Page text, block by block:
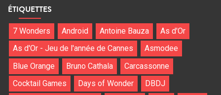
ÉTIQUETTES
7 Wonders Android Antoine Bauza
As d'Or
As d'Or - Jeu de l'année de Cannes
Asmodee
Blue Orange
Bruno Cathala
Carcassonne
Cocktail Games
Days of Wonder
DBDJ